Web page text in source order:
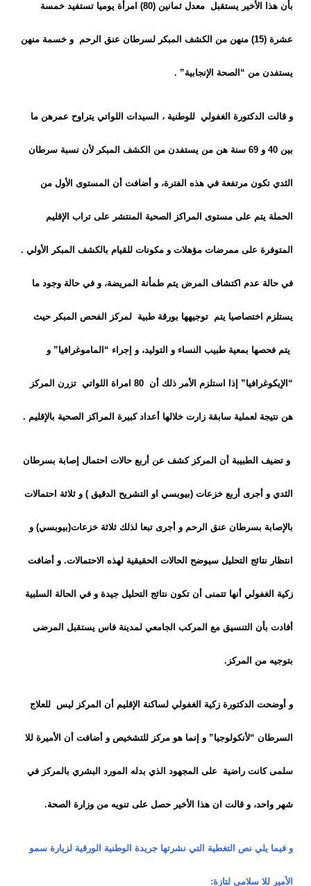
بأن هذا الأخير يستقبل معدل ثمانين (80) امرأة يوميا تستفيد خمسة
عشرة (15) منهن من الكشف المبكر لسرطان عنق الرحم و خسمة منهن
يستفدن من “الصحة الإنجابية” .
و قالت الدكتورة الغفولي للوطنية ، السيدات اللواتي يتراوح عمرهن ما
بين 40 و 69 سنة هن من يستفدن من الكشف المبكر لأن نسبة سرطان
الثدي تكون مرتفعة في هذه الفترة، و أضافت أن المستوى الأول من
الحملة يتم على مستوى المراكز الصحية المنتشر على تراب الإقليم
المتوفرة على ممرضات مؤهلات و مكونات للقيام بالكشف المبكر الأولي .
في حالة عدم اكتشاف المرض يتم طمأنة المريضة، و في حالة وجود ما
يستلزم اختصاصيا يتم توجيهها بورقة طبية لمركز الفحص المبكر حيث
يتم فحصها بمعية طبيب النساء و التوليد، و إجراء “الماموغرافيا” و
“الإيكوغرافيا” إذا استلزم الأمر ذلك أن 80 امراة اللواتي تزرن المركز
هن نتيجة لعملية سابقة زارت خلالها أعداد كبيرة المراكز الصحية بالإقليم .
و تضيف الطبيبة أن المركز كشف عن أربع حالات احتمال إصابة بسرطان
الثدي و أجرى أربع خزعات (بيوبسي او التشريح الدقيق ) و ثلاثة احتمالات
بالإصابة بسرطان عنق الرحم و أجرى تبعا لذلك ثلاثة خزعات(بيوبسي) و
انتظار نتائج التحليل سيوضح الحالات الحقيقية لهذه الاحتمالات. و أضافت
زكية الغفولي أنها تتمنى أن تكون نتائج التحليل جيدة و في الحالة السلبية
أفادت بأن التنسيق مع المركب الجامعي لمدينة فاس يستقبل المرضى
بتوجيه من المركز.
و أوضحت الدكتورة زكية الغفولي لساكنة الإقليم أن المركز ليس للعلاج
السرطان “لأنكولوجيا” و إنما هو مركز للتشخيص و أضافت أن الأميرة للا
سلمى كانت راضية على المجهود الذي بدله المورد البشري بالمركز في
شهر واحد، و قالت ان هذا الأخير حصل على تنويه من وزارة الصحة.
و فيما يلي نص التغطية التي نشرتها جريدة الوطنية الورقية لزيارة سمو
الأمير للا سلامى لتازة: